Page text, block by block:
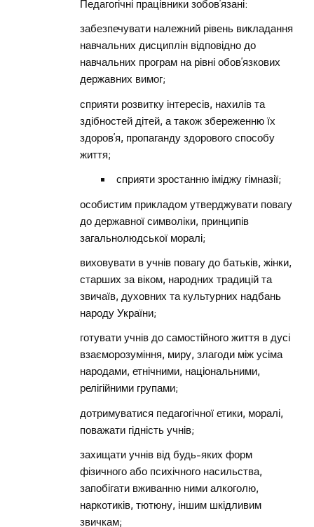
Педагогічні працівники зобов’язані:
забезпечувати належний рівень викладання
навчальних дисциплін відповідно до
навчальних програм на рівні обов’язкових
державних вимог;
сприяти розвитку інтересів, нахилів та
здібностей дітей, а також збереженню їх
здоров’я, пропаганду здорового способу
життя;
сприяти зростанню іміджу гімназії;
особистим прикладом утверджувати повагу
до державної символіки, принципів
загальнолюдської моралі;
виховувати в учнів повагу до батьків, жінки,
старших за віком, народних традицій та
звичаїв, духовних та культурних надбань
народу України;
готувати учнів до самостійного життя в дусі
взаєморозуміння, миру, злагоди між усіма
народами, етнічними, національними,
релігійними групами;
дотримуватися педагогічної етики, моралі,
поважати гідність учнів;
захищати учнів від будь-яких форм
фізичного або психічного насильства,
запобігати вживанню ними алкоголю,
наркотиків, тютюну, іншим шкідливим
звичкам;